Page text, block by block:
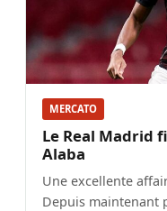
MERCATO
Le Real Madrid
Alaba
Une excellente
Depuis maintenant